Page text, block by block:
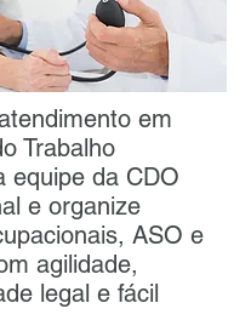
em
Trabalho
equipe da CDO
e organize
ASO e
agilidade,
legal e fácil